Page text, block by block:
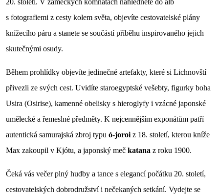
s fotografiemi z cesty kolem světa, objevíte cestovatelské plány
knížecího páru a stanete se součástí příběhu inspirovaného jejich
skutečnými osudy.
Během prohlídky objevíte jedinečné artefakty, které si Lichnovští
přivezli ze svých cest. Uvidíte staroegyptské vešebty, figurky boha
Usira (Osirise), kamenné obelisky s hieroglyfy i vzácné japonské
umělecké a řemeslné předměty. K nejcennějším exponátům patří
autentická samurajská zbroj typu ó-joroi z 18. století, kterou kníže
Max zakoupil v Kjótu, a japonský meč katana z roku 1900.
Čeká vás večer plný hudby a tance s elegancí počátku 20. století,
cestovatelských dobrodružství i nečekaných setkání. Vydejte se